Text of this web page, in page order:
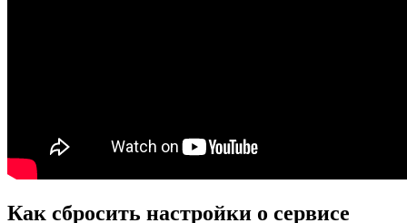
Как сбросить настройки о сервисе